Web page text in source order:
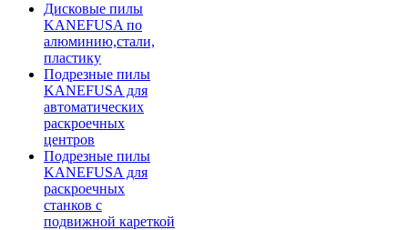
Дисковые пилы
KANEFUSA по
алюминию,стали,
пластику
Подрезные пилы
KANEFUSA для
автоматических
раскроечных
центров
Подрезные пилы
KANEFUSA для
раскроечных
станков с
подвижной кареткой